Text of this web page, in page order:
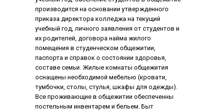
производится на основании утвержденного
приказа директора колледжа на текущий
учебный год, личного заявления от студентов и
их родителей, договора найма жилого
помещения в студенческом общежитии,
паспорта и справок о состоянии здоровья,
составе семьи. Жилые комнаты общежития
оснащены необходимой мебелью (кровати,
тумбочки, столы, стулья, шкафы для одежды).
Все проживающие в общежитии обеспеченны
постельным инвентарем и бельем. Быт